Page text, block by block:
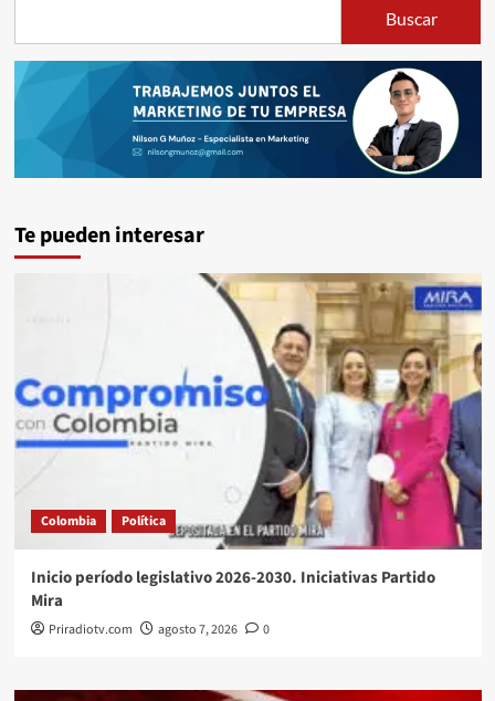
Buscar
Te pueden interesar
Colombia Política
Inicio período legislativo 2026-2030. Iniciativas Partido
Mira
Priradiotv.com agosto 7, 2026 0